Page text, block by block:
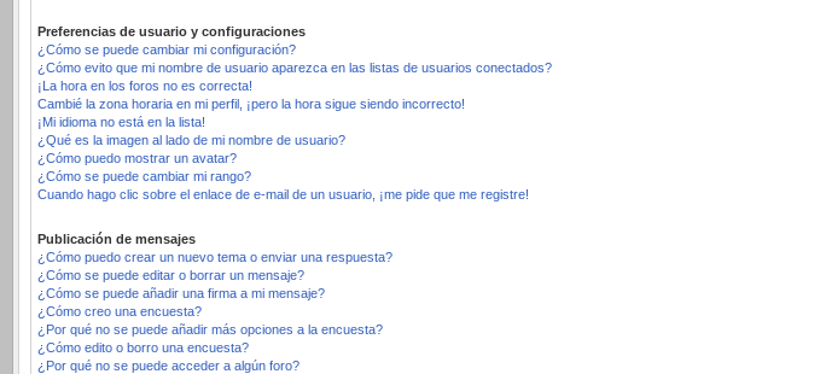
Preferencias de usuario y configuraciones
¿Cómo se puede cambiar mi configuración?
¿Cómo evito que mi nombre de usuario aparezca en las listas de usuarios conectados?
¡La hora en los foros no es correcta!
Cambié la zona horaria en mi perfil, ¡pero la hora sigue siendo incorrecto!
¡Mi idioma no está en la lista!
¿Qué es la imagen al lado de mi nombre de usuario?
¿Cómo puedo mostrar un avatar?
¿Cómo se puede cambiar mi rango?
Cuando hago clic sobre el enlace de e-mail de un usuario, ¡me pide que me registre!
Publicación de mensajes
¿Cómo puedo crear un nuevo tema o enviar una respuesta?
¿Cómo se puede editar o borrar un mensaje?
¿Cómo se puede añadir una firma a mi mensaje?
¿Cómo creo una encuesta?
¿Por qué no se puede añadir más opciones a la encuesta?
¿Cómo edito o borro una encuesta?
¿Por qué no se puede acceder a algún foro?